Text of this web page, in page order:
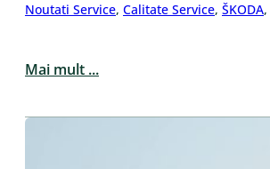
Noutati Service, Calitate Service, ŠKODA,
Mai mult ...